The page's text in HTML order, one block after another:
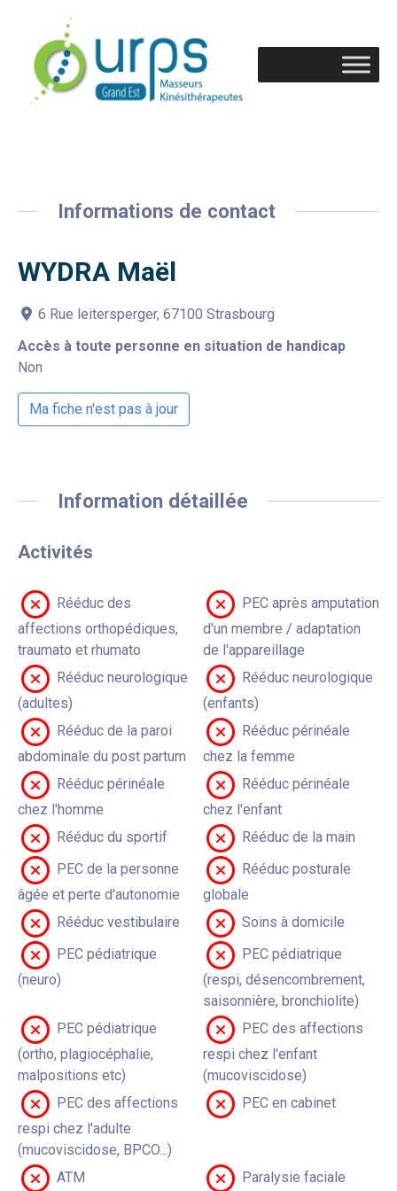
Informations de contact
WYDRA Maël
6 Rue leitersperger, 67100 Strasbourg
Accès à toute personne en situation de handicap
Non
Ma fiche n'est pas à jour
Information détaillée
Activités
Rééduc des
affections orthopédiques,
traumato et rhumato
PEC après amputation
d'un membre / adaptation
de l'appareillage
Rééduc neurologique
(adultes)
Rééduc neurologique
(enfants)
Rééduc de la paroi
abdominale du post partum
Rééduc périnéale
chez la femme
Rééduc périnéale
chez l'homme
Rééduc périnéale
chez l'enfant
Rééduc du sportif
Rééduc de la main
PEC de la personne
âgée et perte d'autonomie
Rééduc posturale
globale
Rééduc vestibulaire
Soins à domicile
PEC pédiatrique
(neuro)
PEC pédiatrique
(respi, désencombrement,
saisonnière, bronchiolite)
PEC pédiatrique
(ortho, plagiocéphalie,
malpositions etc)
PEC des affections
respi chez l'enfant
(mucoviscidose)
PEC des affections
respi chez l'adulte
(mucoviscidose, BPCO...)
PEC en cabinet
ATM Paralysie faciale